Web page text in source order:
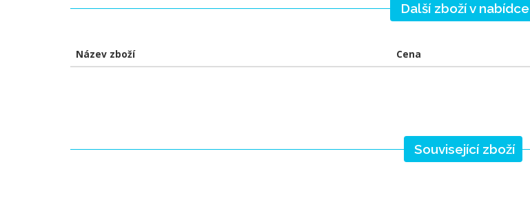
Další zboží v nabídce
Název zboží Cena
Související zboží